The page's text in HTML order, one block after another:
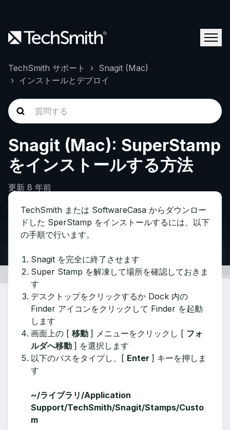
TechSmith サポート
Snagit (Mac)
インストールとデプロイ
Snagit (Mac): SuperStamp
をインストールする方法
更新 8 年前
TechSmith または SoftwareCasa からダウンロー
ドした SperStamp をインストールするには、以下
の手順で行います。
Snagit を完全に終了させます
Super Stamp を解凍して場所を確認しておきま
す
デスクトップをクリックするか Dock 内の
Finder アイコンをクリックして Finder を起動
します
画面上の [ 移動 ] メニューをクリックし [ フォ
ルダへ移動 ] を選択します
以下のパスをタイプし、[ Enter ] キーを押しま
す
~/ライブラリ/Application
Support/TechSmith/Snagit/Stamps/Custo
m